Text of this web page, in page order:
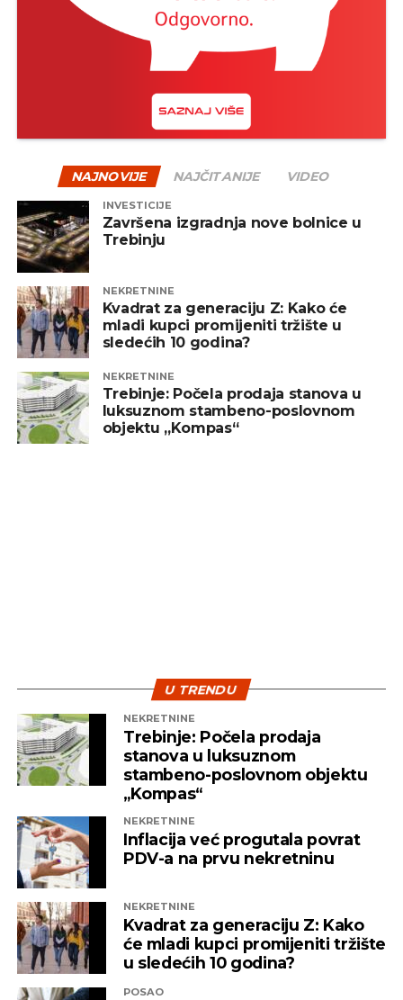
na kraju često nagrađeni.
Jedan od načina za ublažavanje rizika jeste
diverzifikacija – odnosno raspodjela sredstava na
mješovite i alternativne fondove. Na taj način se
smanjuje zavisnost od jednog tržišta ili sektora, a
Zaključak
Pad tržišta, iako može djelovati zabrinjavajuće,
prirodan je dio investicionog procesa. Ulaganje
treba posmatrati kao dugoročan cilj, a ne kao
sredstvo za brzu zaradu. Ključ uspjeha leži u
NAJNOVIJE NAJČITANIJE VIDEO
INVESTICIJE
Završena izgradnja nove bolnice u
Trebinju
NEKRETNINE
Kvadrat za generaciju Z: Kako će
mladi kupci promijeniti tržište u
sledećih 10 godina?
NEKRETNINE
Trebinje: Počela prodaja stanova u
luksuznom stambeno-poslovnom
objektu „Kompas“
U TRENDU
NEKRETNINE
Trebinje: Počela prodaja
stanova u luksuznom
stambeno-poslovnom objektu
„Kompas“
NEKRETNINE
Inflacija već progutala povrat
PDV-a na prvu nekretninu
NEKRETNINE
Kvadrat za generaciju Z: Kako
će mladi kupci promijeniti tržište
u sledećih 10 godina?
POSAO